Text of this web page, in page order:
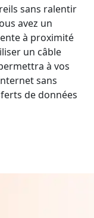
sans ralentir
avez un
à proximité
un câble
à vos
sans
de données